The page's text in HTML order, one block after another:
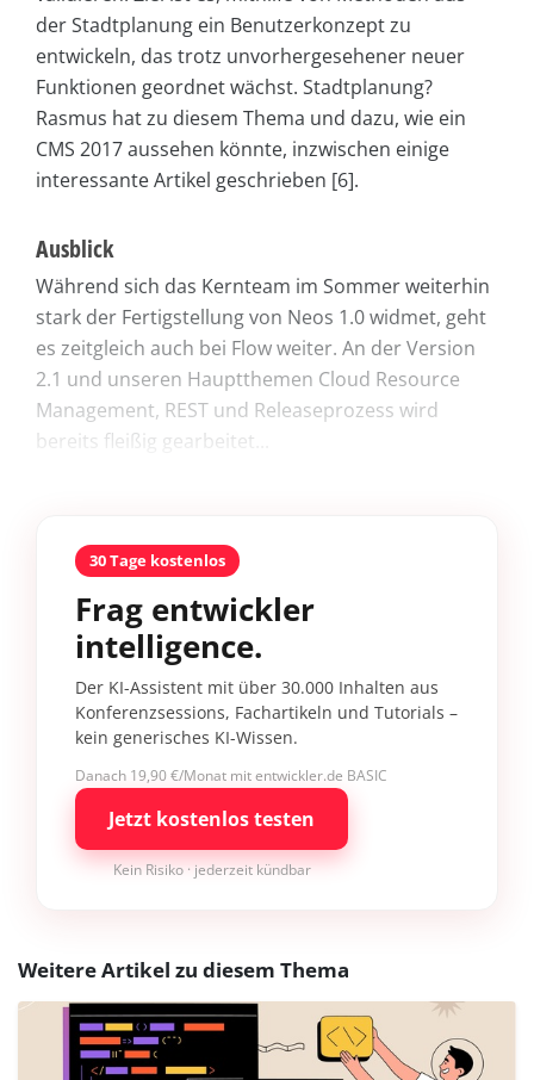
der Stadtplanung ein Benutzerkonzept zu
entwickeln, das trotz unvorhergesehener neuer
Funktionen geordnet wächst. Stadtplanung?
Rasmus hat zu diesem Thema und dazu, wie ein
CMS 2017 aussehen könnte, inzwischen einige
interessante Artikel geschrieben [6].
Ausblick
Während sich das Kernteam im Sommer weiterhin
stark der Fertigstellung von Neos 1.0 widmet, geht
es zeitgleich auch bei Flow weiter. An der Version
2.1 und unseren Hauptthemen Cloud Resource
Management, REST und Releaseprozess wird
bereits fleißig gearbeitet...
30 Tage kostenlos
Frag entwickler
intelligence.
Der KI-Assistent mit über 30.000 Inhalten aus
Konferenzsessions, Fachartikeln und Tutorials –
kein generisches KI-Wissen.
Danach 19,90 €/Monat mit entwickler.de BASIC
Jetzt kostenlos testen
Kein Risiko · jederzeit kündbar
Weitere Artikel zu diesem Thema